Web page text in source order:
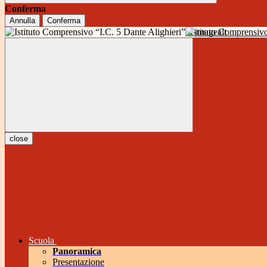
Conferma
Annulla Conferma
Istituto
close
Scuola
Panoramica
Presentazione